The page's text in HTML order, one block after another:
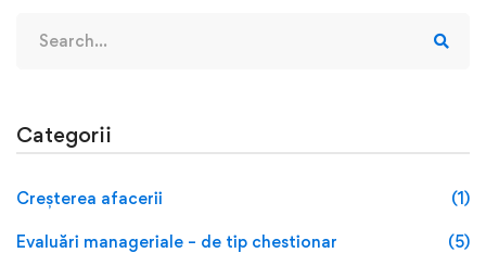
Categorii
Creșterea afacerii (1)
Evaluări manageriale – de tip chestionar (5)